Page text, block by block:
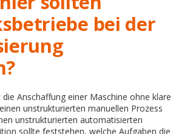
bei der
Anschaffung einer Maschine ohne klare
unstrukturierten manuellen Prozess
unstrukturierten automatisierten
sollte feststehen, welche Aufgaben die